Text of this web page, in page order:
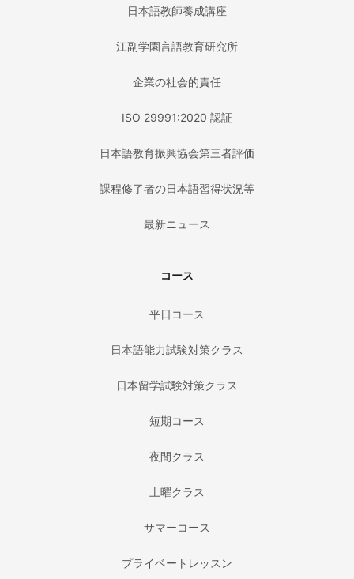
日本語教師養成講座
江副学園言語教育研究所
企業の社会的責任
ISO 29991:2020 認証
日本語教育振興協会第三者評価
課程修了者の日本語習得状況等
最新ニュース
コース
平日コース
日本語能力試験対策クラス
日本留学試験対策クラス
短期コース
夜間クラス
土曜クラス
サマーコース
プライベートレッスン